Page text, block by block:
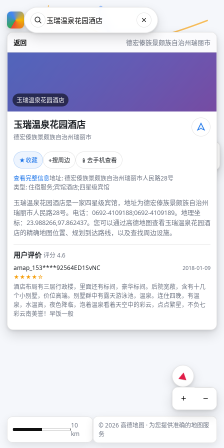
返回 德宏傣族景颇族自治州瑞丽市
玉瑞温泉花园酒店
玉瑞温泉花园酒店
德宏傣族景颇族自治州瑞丽市
★收藏 ⌖搜周边 📱 去手机查看
查看完整信息地址: 德宏傣族景颇族自治州瑞丽市人民路28号
类型: 住宿服务;宾馆酒店;四星级宾馆
玉瑞温泉花园酒店是一家四星级宾馆，地址为德宏傣族景颇族自治州
瑞丽市人民路28号。电话：0692-4109188;0692-4109189。地理坐
标：23.988266,97.862437。您可以通过高德地图查看玉瑞温泉花园酒
店的精确地图位置、规划到达路线，以及查找周边设施。
用户评价评分 4.6
amap_153****92564ED1SvNC
2018-01-09
★★★★☆
酒店布局有三层行政楼，里面还有标间，豪华标间。后院宽敞，含有十几
个小别墅，价位高端。别墅群中有露天游泳池，温泉。连住四晚，有温
泉，水温高，夜色降临，泡着温泉看着天空中的彩云，点点繁星，不负七
彩云南美誉！早饭一般
+ −
10
km
© 2026 高德地图 · 为您提供准确的地图服
务